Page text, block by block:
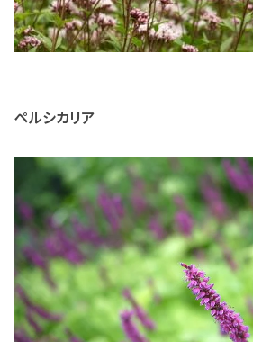
ペルシカリア